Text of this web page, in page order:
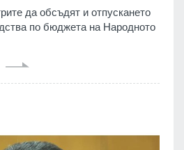
да обсъдят и отпускането
по бюджета на Народното